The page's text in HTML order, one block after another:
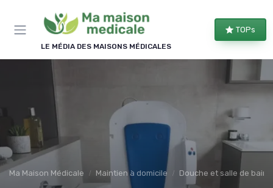
LE MÉDIA DES MAISONS MÉDICALES
TOPs
Ma Maison Médicale Maintien à domicile Douche et salle de bain